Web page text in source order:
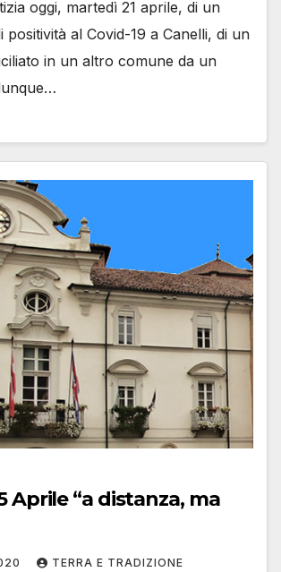
oggi, martedì 21 aprile, di un
positività al Covid-19 a Canelli, di un
in un altro comune da un
Aprile “a distanza, ma
TERRA E TRADIZIONE